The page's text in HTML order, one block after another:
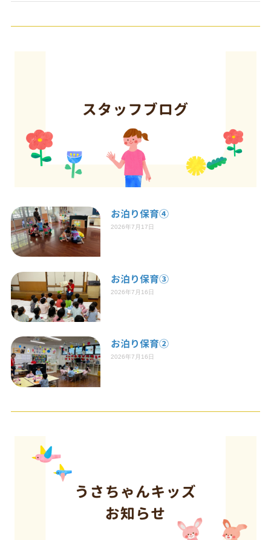
お泊り保育④
2026年7月17日
お泊り保育③
2026年7月16日
お泊り保育②
2026年7月16日